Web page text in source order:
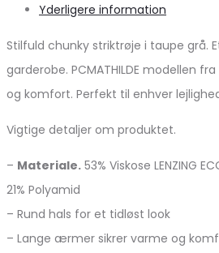
Yderligere information
Stilfuld chunky striktrøje i taupe grå.
garderobe. PCMATHILDE modellen
og komfort. Perfekt til enhver
Vigtige detaljer om produktet.
– Materiale. 53% Viskose LENZING
21% Polyamid
– Rund hals for et tidløst look
– Lange ærmer sikrer varme og